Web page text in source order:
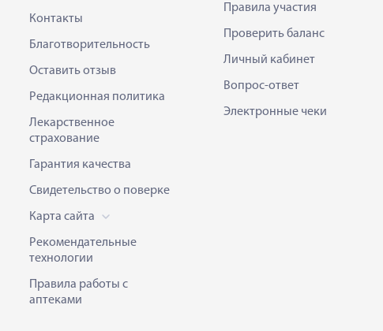
Контакты
Благотворительность
Оставить отзыв
Редакционная политика
Лекарственное
страхование
Гарантия качества
Свидетельство о поверке
Карта сайта
Рекомендательные
технологии
Правила работы с
аптеками
Правила участия
Проверить баланс
Личный кабинет
Вопрос-ответ
Электронные чеки